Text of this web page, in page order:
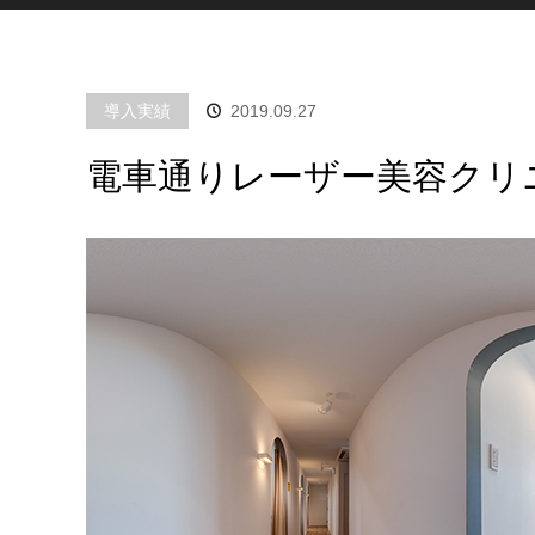
導入実績 2019.09.27
電車通りレーザー美容クリ